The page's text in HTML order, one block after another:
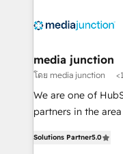
requirement).
media junction
โดย media junction
We are one of
partners in the
implementations
Solutions Partner5.0